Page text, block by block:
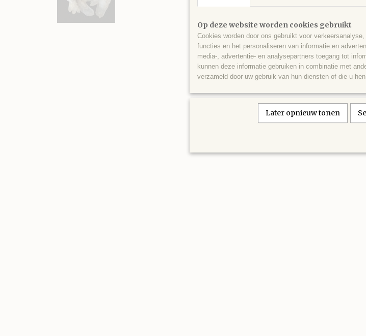
Op deze website worden cookies gebruikt
Cookies worden door ons gebruikt voor
functies en het personaliseren van informatie en
media-, advertentie- en analysepartners toegang tot
kunnen deze informatie gebruiken in combinatie met
verzameld door uw gebruik van hun diensten of die u
Later opnieuw tonen